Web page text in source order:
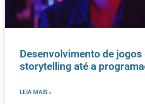
Desenvolvimento de
storytelling até a
LEIA MAIS »